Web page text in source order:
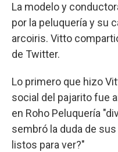
La modelo y
por la peluquería y su
arcoiris. Vitto
de Twitter.
Lo primero que hizo
social del pajarito fue
en Roho Peluquería
sembró la duda de
listos para ver?"